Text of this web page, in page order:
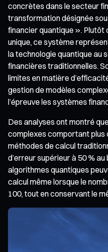
concrètes dans le secteur
transformation désignée
financier quantique ». Plutôt
unique, ce système
la technologie quantique au
financières traditionnelles.
limites en matière
gestion de modèles
l’épreuve les systèmes
Des analyses ont montré
complexes comportant plus
méthodes de calcul
d’erreur supérieur à 50 % au
algorithmes quantiques
calcul même lorsque le
100, tout en conservant le